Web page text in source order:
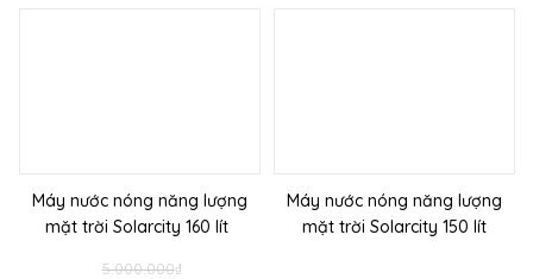
Máy nước nóng năng lượng
mặt trời Solarcity 160 lít
₫
5.000.000
Máy nước nóng năng lượng
mặt trời Solarcity 150 lít